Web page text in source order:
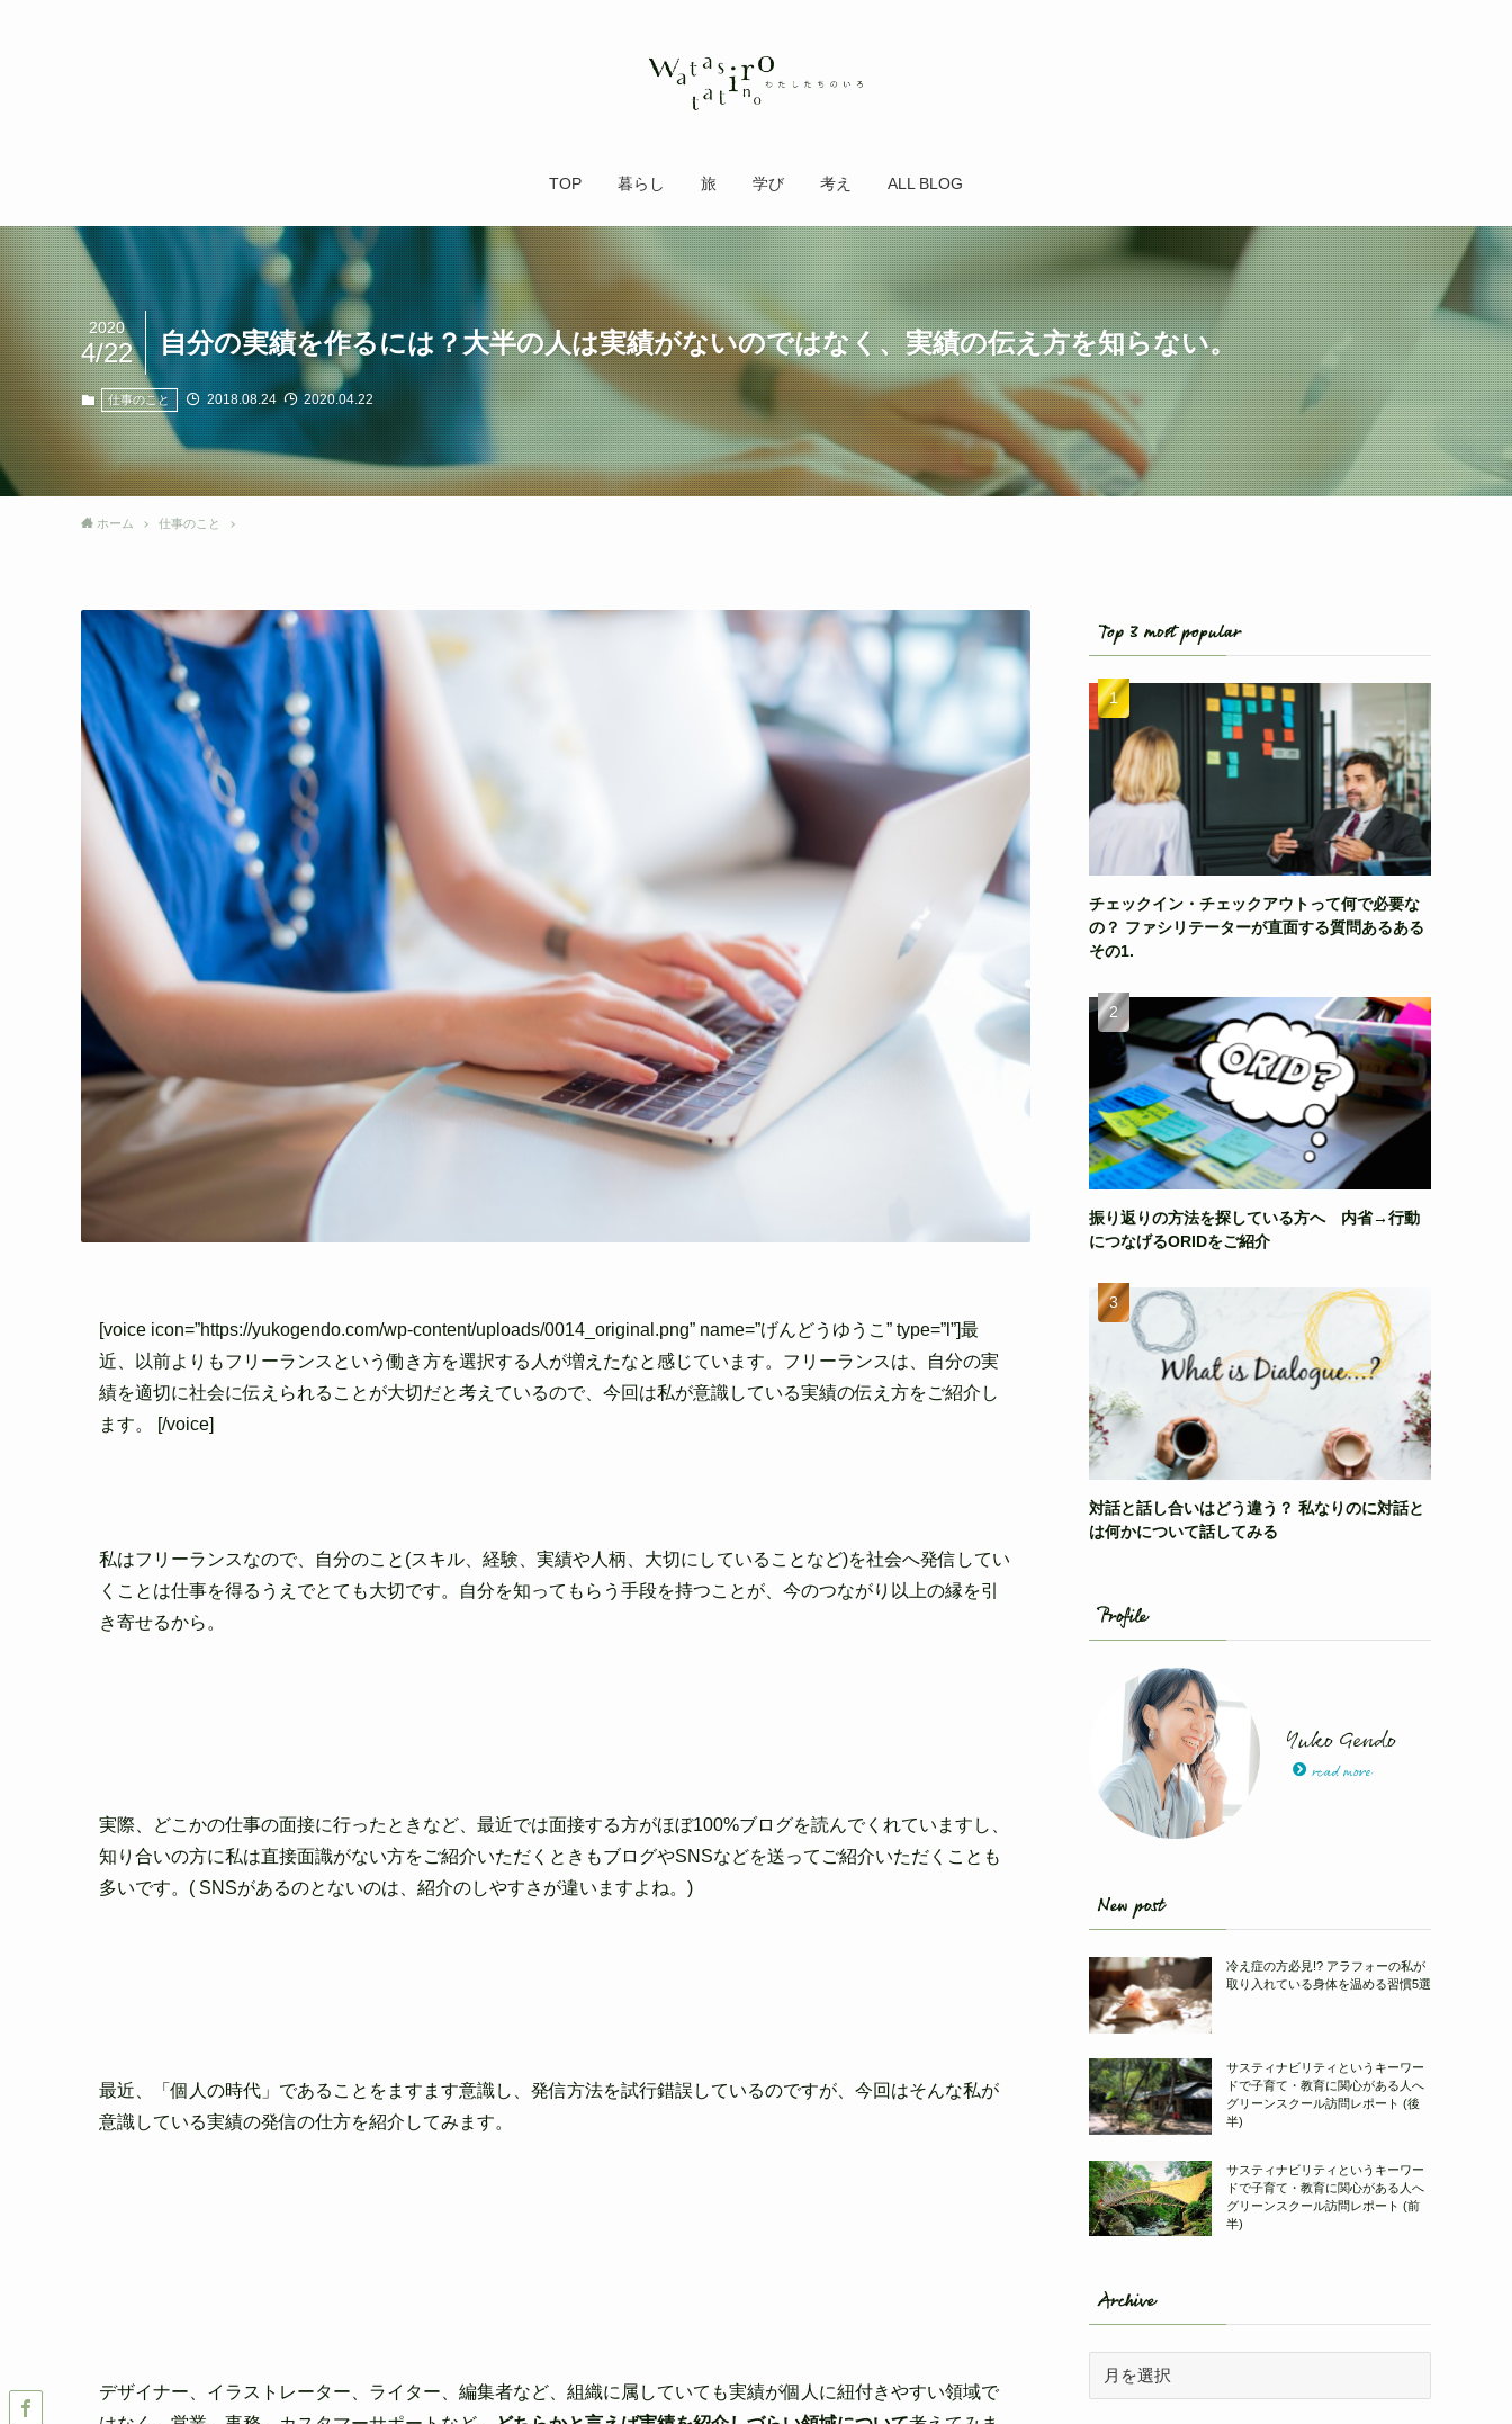
TOP 暮らし 旅 学び 考え ALL BLOG
自分の実績を作るには？大半の人は実績がないのではなく、実績の伝え方を知らない。
2020
4/22
仕事のこと 2018.08.24 2020.04.22
ホーム 仕事のこと
[voice icon=”https://yukogendo.com/wp-content/uploads/0014_original.png” name=”げんどうゆうこ” type=”l”]最
近、以前よりもフリーランスという働き方を選択する人が増えたなと感じています。フリーランスは、自分の実
績を適切に社会に伝えられることが大切だと考えているので、今回は私が意識している実績の伝え方をご紹介し
ます。 [/voice]
私はフリーランスなので、自分のこと(スキル、経験、実績や人柄 、大切にしていることなど)を社会へ発信してい
くことは仕事を得るうえでとても大切です。自分を知ってもらう手段を持つことが、今のつながり以上の縁を引
き寄せるから。
実際、どこかの仕事の面接に行ったときなど、最近では面接する方がほぼ100%ブログを読んでくれていますし、
知り合いの方に私は直接面識がない方をご紹介いただくときもブログやSNSなどを送ってご紹介いただくことも
多いです。( SNSがあるのとないのは、紹介のしやすさが違いますよね。)
最近、「個人の時代」であることをますます意識し、発信方法を試行錯誤しているのですが、今回はそんな私が
意識している実績の発信の仕方を紹介してみます。
デザイナー、イラストレーター、ライター、編集者など、組織に属 していても実績が個人に紐付きやすい領域で
Top 3 most popular
チェックイン・チェックアウトって何で必要な
の？ ファシリテーターが直面する質問あるある
その1.
振り返りの方法を探している方へ 内省→行動
につなげるORIDをご紹介
対話と話し合いはどう違う？ 私なりのに対話と
は何かについて話してみる
Profile
Yuko Gendo
read more
New post
冷え症の方必見!? アラフォーの私が
取り入れている身体を温める習慣5選
サスティナビリティというキーワー
ドで子育て・教育に関心がある人へ
グリーンスクール訪問レポート (後
半)
サスティナビリティというキーワー
ドで子育て・教育に関心がある人へ
グリーンスクール訪問レポート (前
半)
Archive